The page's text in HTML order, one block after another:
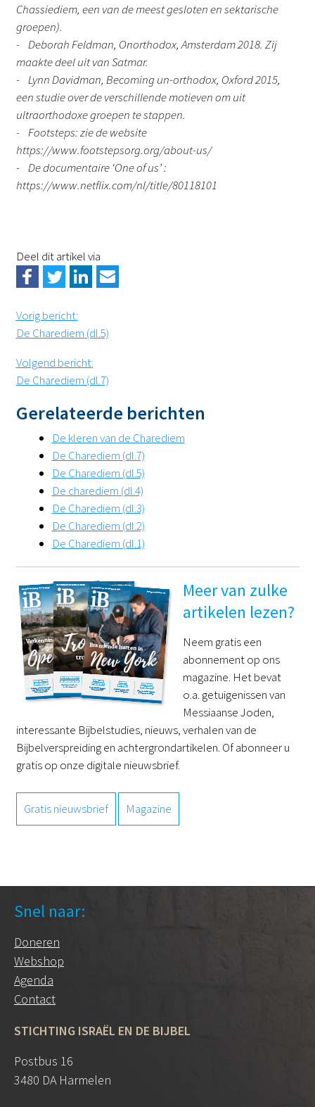
Chassiediem, een van de meest gesloten en sektarische
groepen).
- Deborah Feldman, Onorthodox, Amsterdam 2018. Zij
maakte deel uit van Satmar.
- Lynn Davidman, Becoming un-orthodox, Oxford 2015,
een studie over de verschillende motieven om uit
ultraorthodoxe groepen te stappen.
- Footsteps: zie de website
https://www.footstepsorg.org/about-us/
- De documentaire ‘One of us’ :
https://www.netflix.com/nl/title/80118101
Deel dit artikel via
Vorig bericht:
De Charediem (dl.5)
Volgend bericht:
De Charediem (dl.7)
Gerelateerde berichten
De kleren van de Charediem
De Charediem (dl.7)
De Charediem (dl.5)
De charediem (dl.4)
De Charediem (dl.3)
De Charediem (dl.2)
De Charediem (dl.1)
Meer van zulke
artikelen lezen?
Neem gratis een
abonnement op ons
magazine. Het bevat
o.a. getuigenissen van
Messiaanse Joden,
interessante Bijbelstudies, nieuws, verhalen van de
Bijbelverspreiding en achtergrondartikelen. Of abonneer u
gratis op onze digitale nieuwsbrief.
Gratis nieuwsbrief Magazine
Snel naar:
Doneren
Webshop
Agenda
Contact
STICHTING ISRAËL EN DE BIJBEL
Postbus 16
3480 DA Harmelen